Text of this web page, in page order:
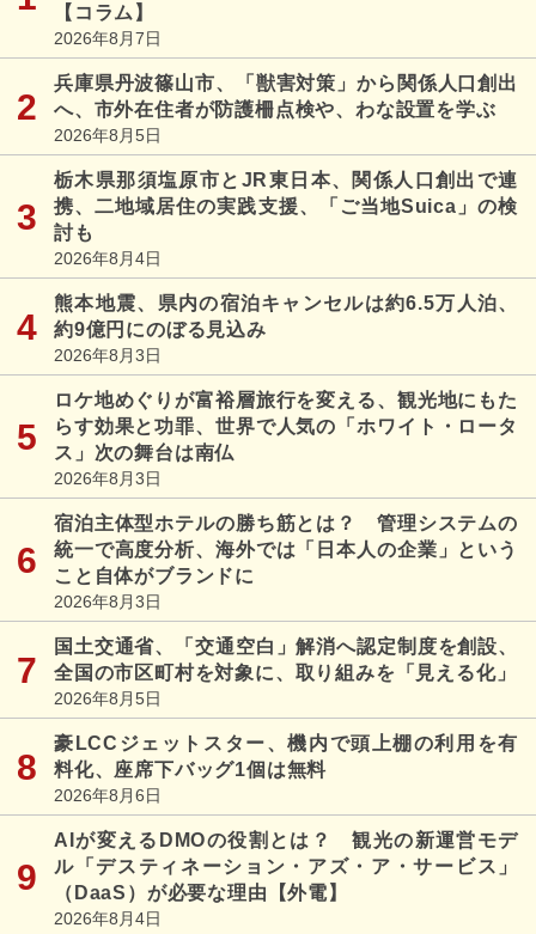
【コラム】
2026年8月7日
兵庫県丹波篠山市、「獣害対策」から関係人口創出
へ、市外在住者が防護柵点検や、わな設置を学ぶ
2026年8月5日
栃木県那須塩原市とJR東日本、関係人口創出で連
携、二地域居住の実践支援、「ご当地Suica」の検
討も
2026年8月4日
熊本地震、県内の宿泊キャンセルは約6.5万人泊、
約9億円にのぼる見込み
2026年8月3日
ロケ地めぐりが富裕層旅行を変える、観光地にもた
らす効果と功罪、世界で人気の「ホワイト・ロータ
ス」次の舞台は南仏
2026年8月3日
宿泊主体型ホテルの勝ち筋とは？ 管理システムの
統一で高度分析、海外では「日本人の企業」という
こと自体がブランドに
2026年8月3日
国土交通省、「交通空白」解消へ認定制度を創設、
全国の市区町村を対象に、取り組みを「見える化」
2026年8月5日
豪LCCジェットスター、機内で頭上棚の利用を有
料化、座席下バッグ1個は無料
2026年8月6日
AIが変えるDMOの役割とは？ 観光の新運営モデ
ル「デスティネーション・アズ・ア・サービス」
（DaaS）が必要な理由【外電】
2026年8月4日